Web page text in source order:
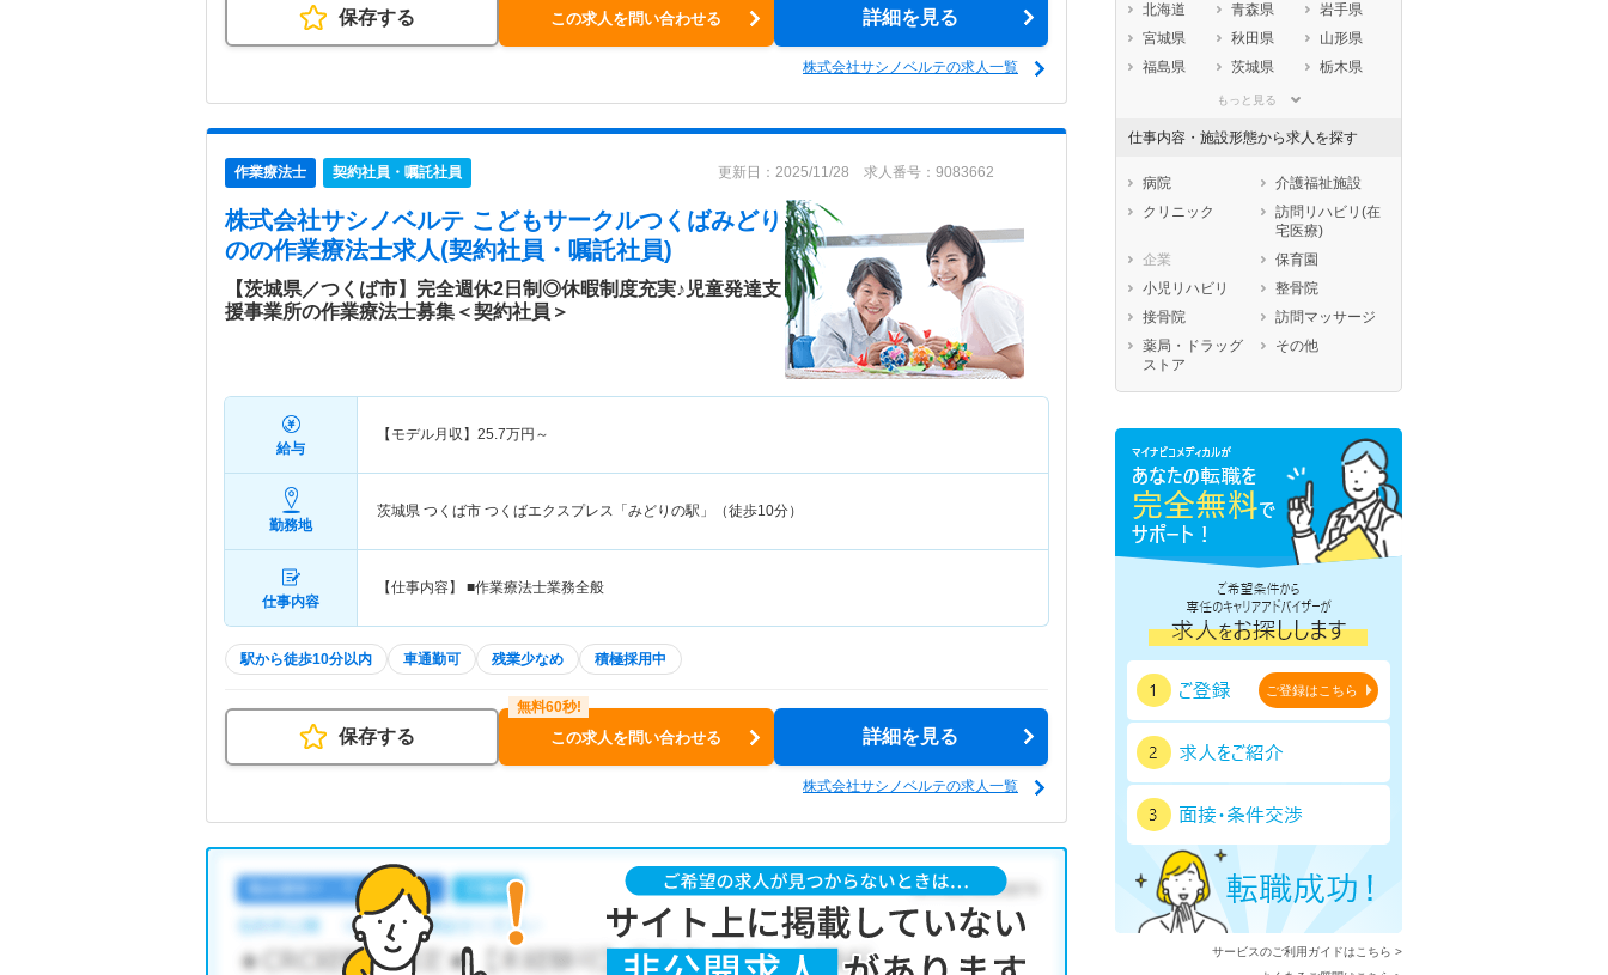
保存する この求人を問い合わせる 詳細を見る
株式会社サシノベルテの求人一覧
作業療法士 契約社員・嘱託社員 更新日：2025/11/28 求人番号：9083662
株式会社サシノベルテ こどもサークルつくばみどり
のの作業療法士求人(契約社員・嘱託社員)
【茨城県／つくば市】完全週休2日制◎休暇制度充実♪児童発達支
援事業所の作業療法士募集＜契約社員＞
給与
【モデル月収】 25.7万円～
勤務地
茨城県 つくば市 つくばエクスプレス「みどりの駅」（徒歩10分）
仕事内容
【仕事内容】 ■作業療法士業務全般
駅から徒歩10分以内 車通勤可 残業少なめ 積極採用中
保存する この求人を問い合わせる 詳細を見る
株式会社サシノベルテの求人一覧
北海道 青森県
岩手県
宮城県
秋田県
山形県
福島県
茨城県
栃木県
埼玉県
石川県
福井県
岐阜県
静岡県
愛知県
三重県
大阪府
兵庫県
奈良県
鳥取県
島根県
広島県
山口県
徳島県
香川県
愛媛県
もっと見る
仕事内容・施設形態から求人を探す
病院
介護福祉施設
クリニック
訪問リハビリ(在
宅医療)
企業
保育園
小児リハビリ
整骨院
接骨院
訪問マッサージ
薬局・ドラッグ
ストア
その他
ご登録はこちら
サービスのご利用ガイドはこちら >